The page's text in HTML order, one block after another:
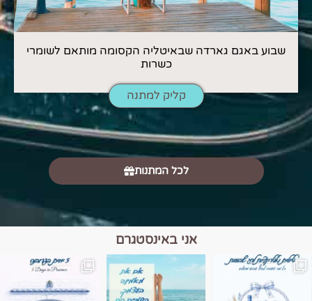
שבוע באגם גארדה שבאיטליה הקסומה מותאם לשומרי
כשרות
קליק למתנה
לכל המתנות
אני באינסטגרם
הם הגבול 💙🩵